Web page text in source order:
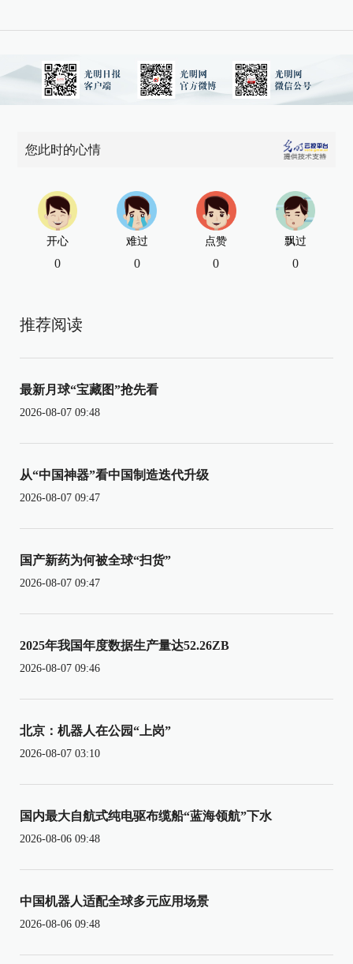
您此时的心情
开心
0
难过
0
点赞
0
飘过
0
推荐阅读
最新月球“宝藏图”抢先看
2026-08-07 09:48
从“中国神器”看中国制造迭代升级
2026-08-07 09:47
国产新药为何被全球“扫货”
2026-08-07 09:47
2025年我国年度数据生产量达52.26ZB
2026-08-07 09:46
北京：机器人在公园“上岗”
2026-08-07 03:10
国内最大自航式纯电驱布缆船“蓝海领航”下水
2026-08-06 09:48
中国机器人适配全球多元应用场景
2026-08-06 09:48